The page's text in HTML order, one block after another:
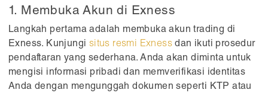
1. Membuka Akun di Exness
Langkah pertama adalah membuka akun trading di
Exness. Kunjungi situs resmi Exness dan ikuti prosedur
pendaftaran yang sederhana. Anda akan diminta untuk
mengisi informasi pribadi dan memverifikasi identitas
Anda dengan mengunggah dokumen seperti KTP atau